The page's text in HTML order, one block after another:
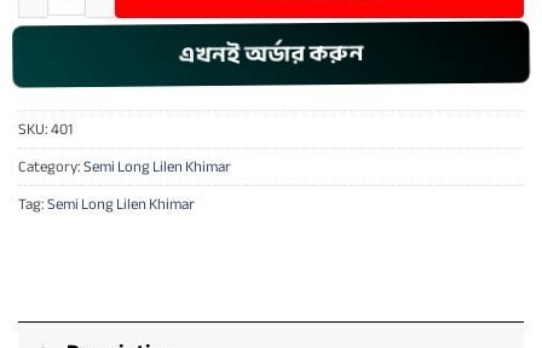
এখনই অর্ডার করুন
SKU:401
Category:Semi Long Lilen Khimar
Tag:Semi Long Lilen Khimar